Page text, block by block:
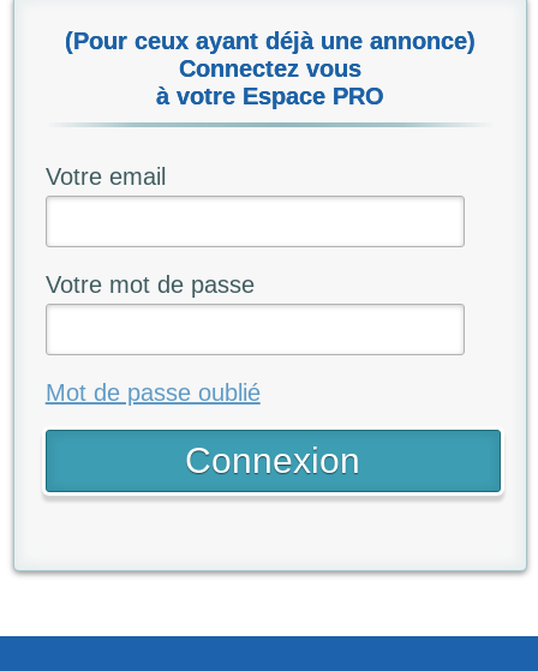
(Pour ceux ayant déjà une annonce)
Connectez vous
à votre Espace PRO
Votre email
Votre mot de passe
Mot de passe oublié